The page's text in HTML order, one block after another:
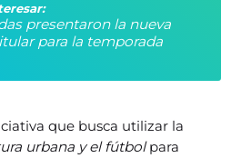
presentaron la nueva
para la temporada
que busca utilizar la
urbana y el fútbolpara